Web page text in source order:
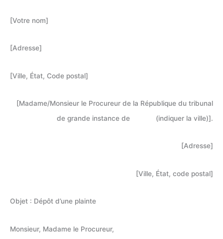
[Votre nom]
[Adresse]
[Ville, État, Code postal]
[Madame/Monsieur le Procureur de la République du tribunal
de grande instance de (indiquer la ville)].
[Adresse]
[Ville, État, code postal]
Objet : Dépôt d’une plainte
Monsieur, Madame le Procureur,